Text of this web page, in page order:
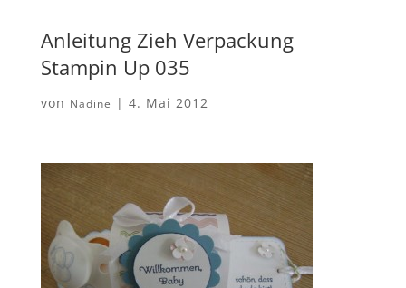
Anleitung Zieh Verpackung
Stampin Up 035
von Nadine | 4. Mai 2012